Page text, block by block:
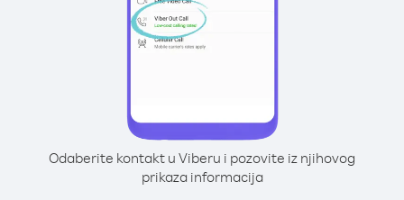
Odaberite kontakt u Viberu i pozovite iz njihovog
prikaza informacija